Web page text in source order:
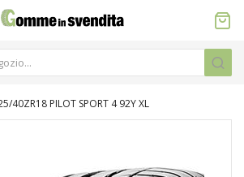
40ZR18 PILOT SPORT 4 92Y XL